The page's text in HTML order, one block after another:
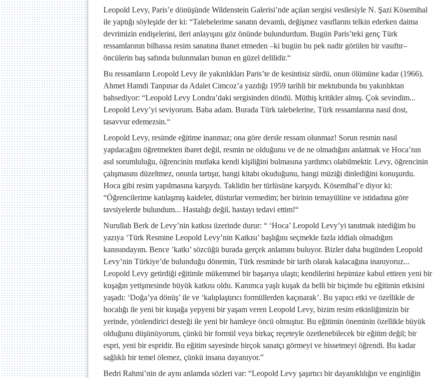
Leopold Levy, Paris’e dönüşünde Wildenstein Galerisi’nde açılan sergisi vesilesiyle N. Şazi Kösemihal
ile yaptığı söyleşide der ki: “Talebelerime sanatın devamlı, değişmez vasıflarını telkin ederken daima
devrimizin endişelerini, ileri anlayışını göz önünde bulundurdum. Bugün Paris’teki genç Türk
ressamlarının bilhassa resim sanatına ihanet etmeden –ki bugün bu pek nadir görülen bir vasıftır–
öncülerin baş safında bulunmaları bunun en güzel delilidir.“
Bu ressamların Leopold Levy ile yakınlıkları Paris’te de kesintisiz sürdü, onun ölümüne kadar (1966).
Ahmet Hamdi Tanpınar da Adalet Cimcoz’a yazdığı 1959 tarihli bir mektubunda bu yakınlıktan
bahsediyor: “Leopold Levy Londra’daki sergisinden döndü. Müthiş kritikler almış. Çok sevindim...
Leopold Levy’yi seviyorum. Baba adam. Burada Türk talebelerine, Türk ressamlarına nasıl dost,
tasavvur edemezsin.“
Leopold Levy, resimde eğitime inanmaz; ona göre dersle ressam olunmaz! Sorun resmin nasıl
yapılacağını öğretmekten ibaret değil, resmin ne olduğunu ve de ne olmadığını anlatmak ve Hoca’nın
asıl sorumluluğu, öğrencinin mutlaka kendi kişiliğini bulmasına yardımcı olabilmektir. Levy, öğrencinin
çalışmasını düzeltmez, onunla tartışır, hangi kitabı okuduğunu, hangi müziği dinlediğini konuşurdu.
Hoca gibi resim yapılmasına karşıydı. Taklidin her türlüsüne karşıydı. Kösemihal’e diyor ki:
“Öğrencilerime katılaşmış kaideler, düsturlar vermedim; her birinin temayülüne ve istidadına göre
tavsiyelerde bulundum... Hastalığı değil, hastayı tedavi ettim!“
Nurullah Berk de Levy’nin katkısı üzerinde durur: “ ‘Hoca’ Leopold Levy’yi tanıtmak istediğim bu
yazıya ‘Türk Resmine Leopold Levy’nin Katkısı’ başlığını seçmekle fazla iddialı olmadığım
kanısındayım. Bence ’katkı’ sözcüğü burada gerçek anlamını buluyor. Bizler daha bugünden Leopold
Levy’nin Türkiye’de bulunduğu dönemin, Türk resminde bir tarih olarak kalacağına inanıyoruz...
Leopold Levy getirdiği eğitimle mükemmel bir başarıya ulaştı; kendilerini hepimize kabul ettiren yeni bir
kuşağın yetişmesinde büyük katkısı oldu. Kanımca yaşlı kuşak da belli bir biçimde bu eğitimin etkisini
yaşadı: ‘Doğa’ya dönüş’ ile ve ‘kalıplaştırıcı formüllerden kaçınarak’. Bu yapıcı etki ve özellikle de
hocalığı ile yeni bir kuşağa yepyeni bir yaşam veren Leopold Levy, bizim resim etkinliğimizin bir
yerinde, yönlendirici desteği ile yeni bir hamleye öncü olmuştur. Bu eğitimin öneminin özellikle büyük
olduğunu düşünüyorum, çünkü bir formül veya birkaç reçeteyle özetlenebilecek bir eğitim değil; bir
espri, yeni bir espridir. Bu eğitim sayesinde birçok sanatçı görmeyi ve hissetmeyi öğrendi. Bu kadar
sağlıklı bir temel ölemez, çünkü insana dayanıyor.”
Bedri Rahmi’nin de aynı anlamda sözleri var: “Leopold Levy şaşırtıcı bir dayanıklılığın ve enginliğin